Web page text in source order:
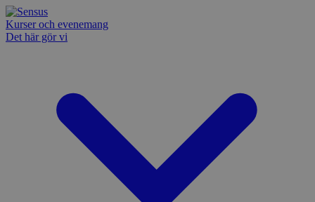
Kurser och evenemang
Det här gör vi